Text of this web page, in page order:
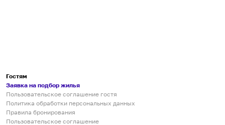
Гостям
Заявка на подбор жилья
Пользовательское соглашение гостя
Политика обработки персональных данных
Правила бронирования
Пользовательское соглашение